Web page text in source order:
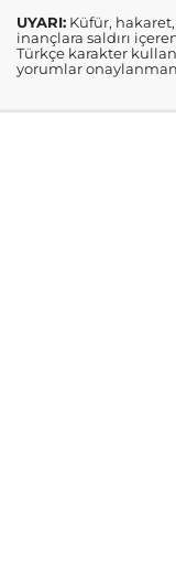
UYARI: Küfür,
inançlara saldırı
Türkçe karakter
yorumlar